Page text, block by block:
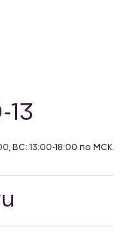
ВС: 13:00-18:00 по МСК.